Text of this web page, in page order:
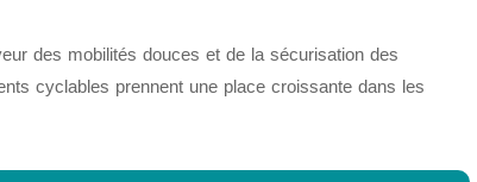
des mobilités douces et de la sécurisation des
cyclables prennent une place croissante dans les